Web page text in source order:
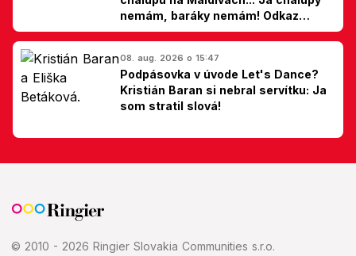
nemám, baráky nemám! Odkaz
Slovákom
08. aug. 2026 o 15:47
Podpásovka v úvode Let's Dance?
Kristián Baran si nebral servítku: Ja
som stratil slová!
© 2010 - 2026 Ringier Slovakia Communities s.r.o.